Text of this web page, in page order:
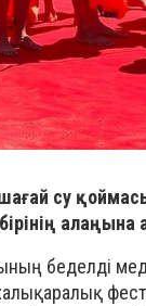
су
алаңына
беделді